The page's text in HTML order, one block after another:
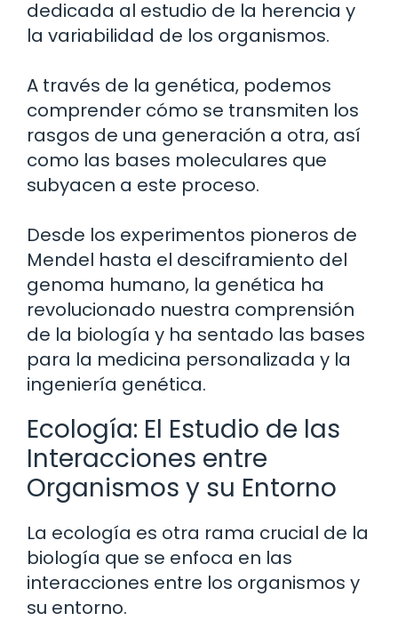
dedicada al estudio de la herencia y
la variabilidad de los organismos.
A través de la genética, podemos
comprender cómo se transmiten los
rasgos de una generación a otra, así
como las bases moleculares que
subyacen a este proceso.
Desde los experimentos pioneros de
Mendel hasta el desciframiento del
genoma humano, la genética ha
revolucionado nuestra comprensión
de la biología y ha sentado las bases
para la medicina personalizada y la
ingeniería genética.
Ecología: El Estudio de las
Interacciones entre
Organismos y su Entorno
La ecología es otra rama crucial de la
biología que se enfoca en las
interacciones entre los organismos y
su entorno.